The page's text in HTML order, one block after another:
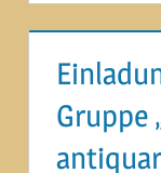
Gruppe